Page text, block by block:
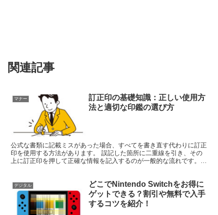
関連記事
マナー
訂正印の基礎知識：正しい使用方
法と適切な印鑑の選び方
公式な書類に記載ミスがあった場合、すべてを書き直す代わりに訂正
印を使用する方法があります。 誤記した箇所に二重線を引き、その
上に訂正印を押して正確な情報を記入するのが一般的な流れです。
デジタル
どこでNintendo Switchをお得に
ゲットできる？割引や無料で入手
するコツを紹介！